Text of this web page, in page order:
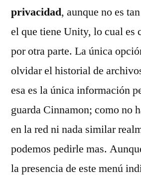
privacidad, aunque no es
el que tiene Unity, lo cual es
por otra parte. La única
olvidar el historial de
esa es la única información
guarda Cinnamon; como no
en la red ni nada similar
podemos pedirle mas.
la presencia de este menú